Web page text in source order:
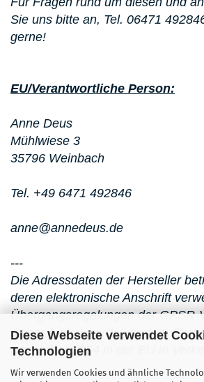
Diese Webseite verwendet
Technologien
Wir verwenden Cookies und ähnliche
Sie uns bitte an, Tel. 06471
gerne!
EU/Verantwortliche Person:
Anne Deus
Mühlwiese 3
35796 Weinbach
Tel. +49 6471 492846
anne@annedeus.de
---
Die Adressdaten der Hersteller
deren elektronische Anschrift
Übergangsregelungen der GPSR-
dieser Artikel wurde vor dem
Dezember 2024 in der EU in